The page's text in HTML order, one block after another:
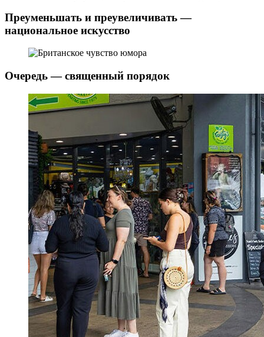
Преуменьшать и преувеличивать —
национальное искусство
Очередь — священный порядок